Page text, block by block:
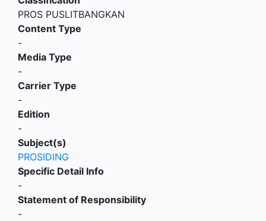
PROS PUSLITBANGKAN
Content Type
-
Media Type
-
Carrier Type
-
Edition
-
Subject(s)
PROSIDING
Specific Detail Info
-
Statement of Responsibility
-